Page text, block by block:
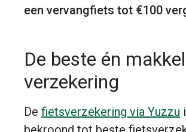
een vervangfiets tot €100
De beste én
verzekering
De fietsverzekering via Yuzzu